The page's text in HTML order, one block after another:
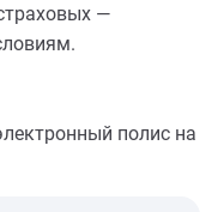
—
полис на